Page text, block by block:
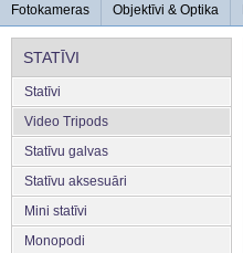
Fotokameras Objektīvi & Optika
STATĪVI
Statīvi
Video Tripods
Statīvu galvas
Statīvu aksesuāri
Mini statīvi
Monopodi